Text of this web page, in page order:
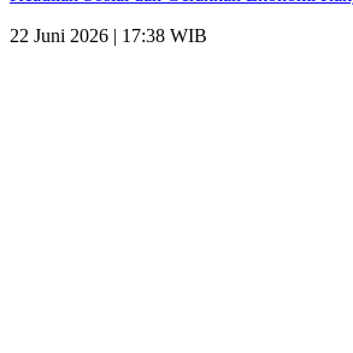
22 Juni 2026 | 17:38 WIB